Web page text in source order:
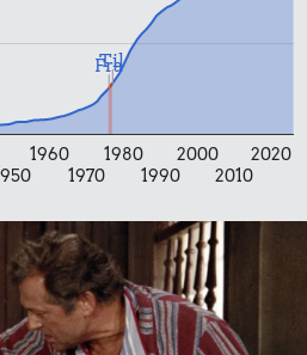
1,33 kr.
Banan
61 kr.
Bukser
1960
1970
1980
1990
2000
2010
2020
Fra
Til